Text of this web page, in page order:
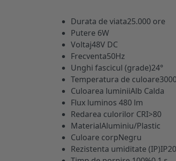
Durata de viata25.000 ore
Putere 6W
Voltaj48V DC
Frecventa50Hz
Unghi fascicul (grade)24°
Temperatura de culoare
Culoarea luminiiAlb Calda
Flux luminos 480 lm
Redarea culorilor CRI>80
MaterialAluminiu/Plastic
Culoare corpNegru
Rezistenta umiditate (IP)IP20